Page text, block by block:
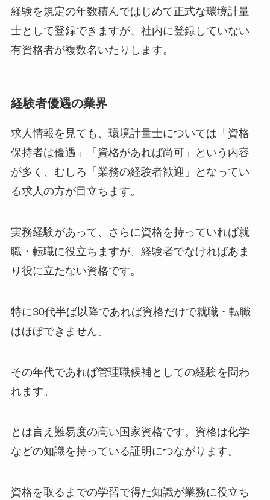
経験を規定の年数積んではじめて正式な環境計量
士として登録できますが、社内に登録していない
有資格者が複数名いたりします。
経験者優遇の業界
求人情報を見ても、環境計量士については「資格
保持者は優遇」「資格があれば尚可」という内容
が多く、むしろ「業務の経験者歓迎」となってい
る求人の方が目立ちます。
実務経験があって、さらに資格を持っていれば就
職・転職に役立ちますが、経験者でなければあま
り役に立たない資格です。
特に30代半ば以降であれば資格だけで就職・転職
はほぼできません。
その年代であれば管理職候補としての経験を問わ
れます。
とは言え難易度の高い国家資格です。資格は化学
などの知識を持っている証明につながります。
資格を取るまでの学習で得た知識が業務に役立ち